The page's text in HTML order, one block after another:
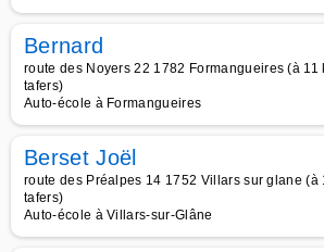
Bernard
route des Noyers 22 1782 Formangueires (à 11
tafers)
Auto-école à Formangueires
Berset Joël
route des Préalpes 14 1752 Villars sur glane (à
tafers)
Auto-école à Villars-sur-Glâne